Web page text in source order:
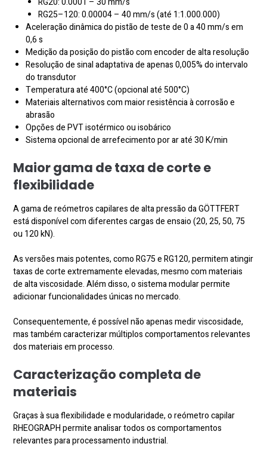
RG25–120: 0.00004 – 40 mm/s (até 1:1.000.000)
Aceleração dinâmica do pistão de teste de 0 a 40 mm/s em
0,6 s
Medição da posição do pistão com encoder de alta resolução
Resolução de sinal adaptativa de apenas 0,005% do intervalo
do transdutor
Temperatura até 400°C (opcional até 500°C)
Materiais alternativos com maior resistência à corrosão e
abrasão
Opções de PVT isotérmico ou isobárico
Sistema opcional de arrefecimento por ar até 30 K/min
Maior gama de taxa de corte e
flexibilidade
A gama de reómetros capilares de alta pressão da GÖTTFERT
está disponível com diferentes cargas de ensaio (20, 25, 50, 75
ou 120 kN).
As versões mais potentes, como RG75 e RG120, permitem atingir
taxas de corte extremamente elevadas, mesmo com materiais
de alta viscosidade. Além disso, o sistema modular permite
adicionar funcionalidades únicas no mercado.
Consequentemente, é possível não apenas medir viscosidade,
mas também caracterizar múltiplos comportamentos relevantes
dos materiais em processo.
Caracterização completa de
materiais
Graças à sua flexibilidade e modularidade, o reómetro capilar
RHEOGRAPH permite analisar todos os comportamentos
relevantes para processamento industrial.